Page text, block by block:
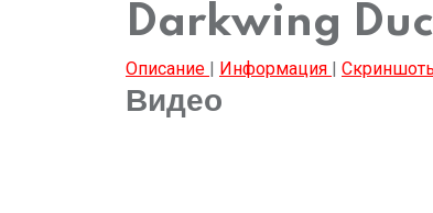
Darkwing
Описание | Информация |
Видео